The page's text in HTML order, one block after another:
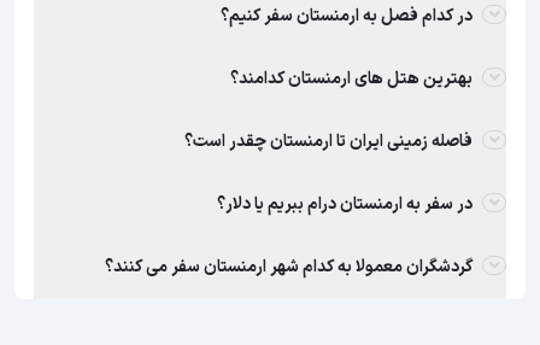
در کدام فصل به ارمنستان سفر کنیم؟
بهترین هتل های ارمنستان کدامند؟
فاصله زمینی ایران تا ارمنستان چقدر است؟
در سفر به ارمنستان درام ببریم یا دلار؟
گردشگران معمولا به کدام شهر ارمنستان سفر می کنند؟